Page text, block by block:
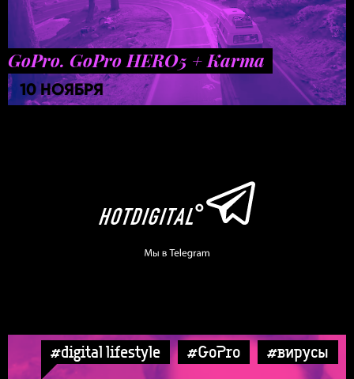
GoPro. GoPro HERO5 + Karma
10 НОЯБРЯ
#digital lifestyle #GoPro #вирусы